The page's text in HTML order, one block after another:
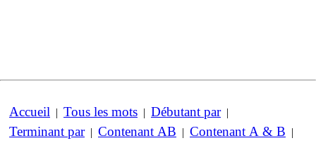
Accueil | Tous les mots | Débutant par|
Terminant par| Contenant AB | Contenant A & B |